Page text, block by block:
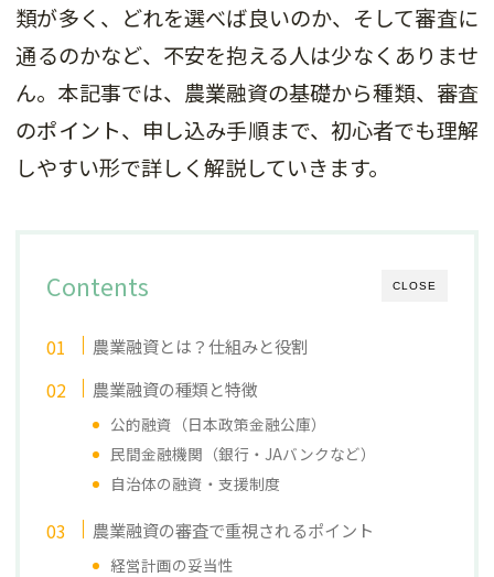
類が多く、どれを選べば良いのか、そして審査に
通るのかなど、不安を抱える人は少なくありませ
ん。本記事では、農業融資の基礎から種類、審査
のポイント、申し込み手順まで、初心者でも理解
しやすい形で詳しく解説していきます。
CLOSE
Contents
農業融資とは？仕組みと役割
農業融資の種類と特徴
公的融資（日本政策金融公庫）
民間金融機関（銀行・JAバンクなど）
自治体の融資・支援制度
農業融資の審査で重視されるポイント
経営計画の妥当性